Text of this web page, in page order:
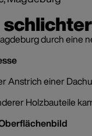
durch eine
Anstrich einer
Holzbauteile